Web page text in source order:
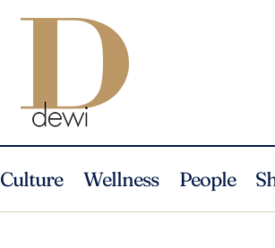
Culture Wellness People